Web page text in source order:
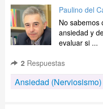
Paulino del
No sabemos
ansiedad y
evaluar si ...
2 Respuestas
Ansiedad (Nerviosismo)